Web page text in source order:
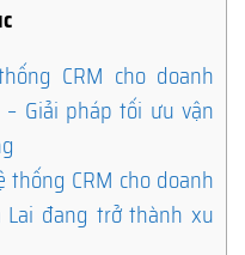
CRM cho doanh
Giải pháp tối ưu vận
CRM cho doanh
Lai đang trở thành xu